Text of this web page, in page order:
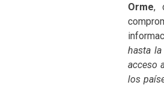
Orme,
hasta
acceso
los